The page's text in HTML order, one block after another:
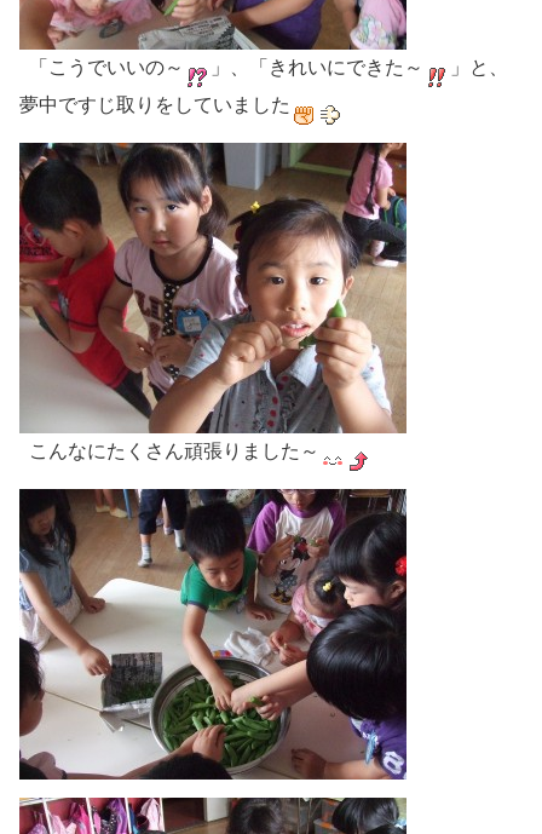
「こうでいいの～ 」、「きれいにできた～
」と、
夢中ですじ取りをしていました
こんなにたくさん頑張りました～